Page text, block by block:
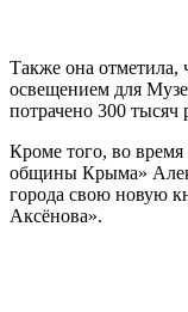
Также она отметила,
освещением для
потрачено 300 тысяч
Кроме того, во
общины Крыма»
города свою новую
Аксёнова».